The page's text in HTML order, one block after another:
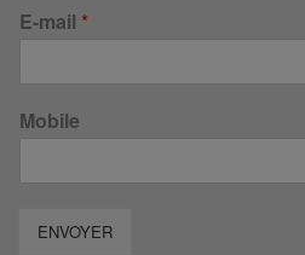
E-mail *
Mobile
ENVOYER